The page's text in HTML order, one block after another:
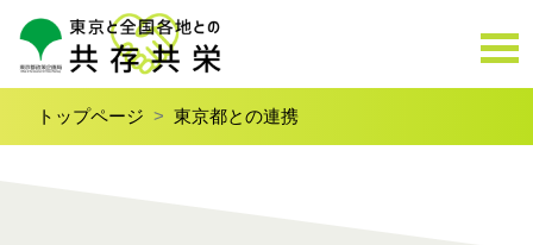
トップページ 東京都との連携